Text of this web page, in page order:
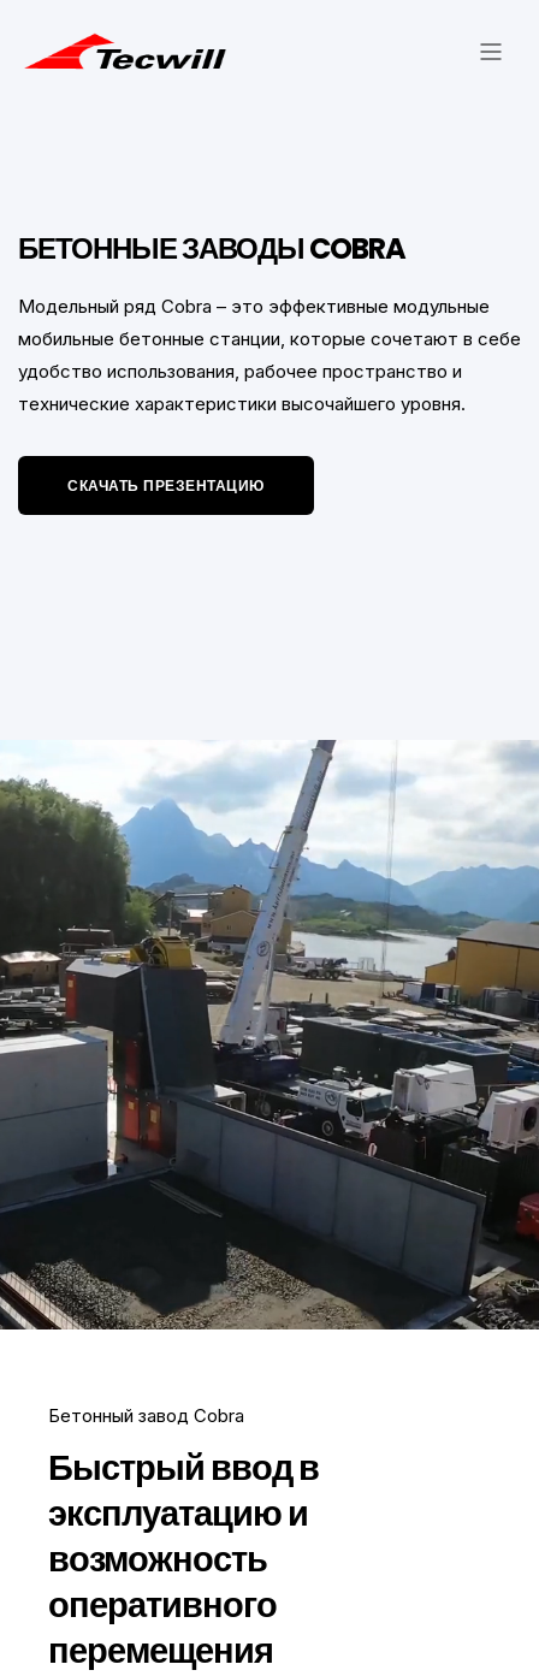
БЕТОННЫЕ ЗАВОДЫ COBRA
Модельный ряд Cobra – это эффективные модульные
мобильные бетонные станции, которые сочетают в себе
удобство использования, рабочее пространство и
технические характеристики высочайшего уровня.
СКАЧАТЬ ПРЕЗЕНТАЦИЮ
Бетонный завод Cobra
Быстрый ввод в
эксплуатацию и
возможность
оперативного
перемещения